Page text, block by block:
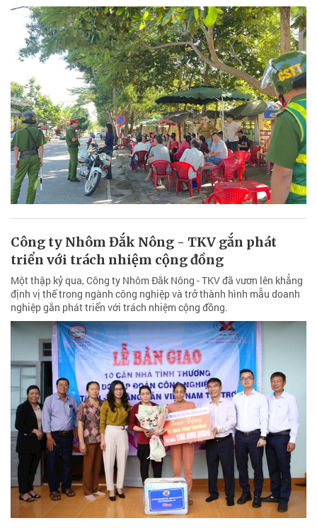
Công ty Nhôm Đắk Nông - TKV gắn phát
triển với trách nhiệm cộng đồng
Một thập kỷ qua, Công ty Nhôm Đắk Nông - TKV đã vươn lên khẳng
định vị thế trong ngành công nghiệp và trở thành hình mẫu doanh
nghiệp gắn phát triển với trách nhiệm cộng đồng.